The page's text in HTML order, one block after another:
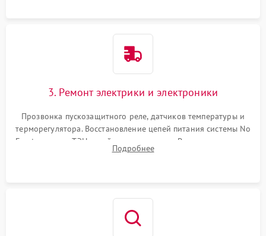
3. Ремонт электрики и электроники
Прозвонка пускозащитного реле, датчиков температуры и
терморегулятора. Восстановление цепей питания системы No
Frost, включая ТЭН оттайки и вентилятор. Ремонт или замена
платы управления при сбоях алгоритмов.
Подробнее